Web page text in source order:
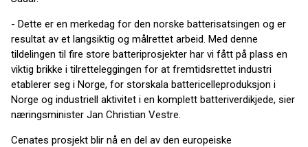
- Dette er en merkedag for den norske batterisatsingen og er
resultat av et langsiktig og målrettet arbeid. Med denne
tildelingen til fire store batteriprosjekter har vi fått på plass en
viktig brikke i tilretteleggingen for at fremtidsrettet industri
etablerer seg i Norge, for storskala battericelleproduksjon i
Norge og industriell aktivitet i en komplett batteriverdikjede, sier
næringsminister Jan Christian Vestre.
Cenates prosjekt blir nå en del av den europeiske